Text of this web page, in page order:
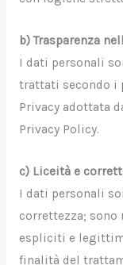
b) Trasparenza
I dati personali
trattati secondo i
Privacy adottata
Privacy Policy.
c) Liceità e
I dati personali
correttezza;
espliciti e
finalità del